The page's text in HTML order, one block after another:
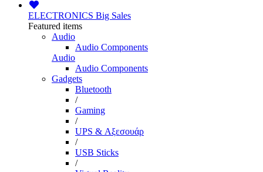
ELECTRONICS Big Sales
Featured items
Audio
Audio Components
Audio
Audio Components
Gadgets
Bluetooth
/
Gaming
/
UPS & Αξεσουάρ
/
USB Sticks
/